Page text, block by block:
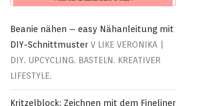
Beanie nähen – easy Nähanleitung mit
DIY-Schnittmuster V LIKE VERONIKA |
DIY. UPCYCLING. BASTELN. KREATIVER
LIFESTYLE.
Kritzelblock: Zeichnen mit dem Fineliner